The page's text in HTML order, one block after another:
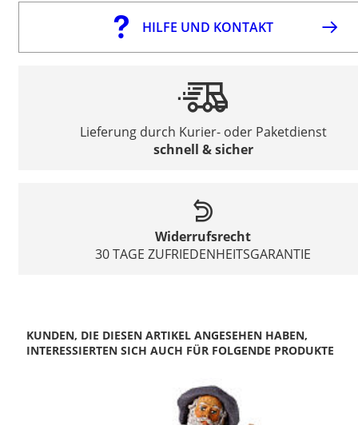
HILFE UND KONTAKT
Lieferung durch Kurier- oder Paketdienst
schnell & sicher
Widerrufsrecht
30 TAGE ZUFRIEDENHEITSGARANTIE
KUNDEN, DIE DIESEN ARTIKEL ANGESEHEN HABEN,
INTERESSIERTEN SICH AUCH FÜR FOLGENDE PRODUKTE